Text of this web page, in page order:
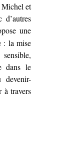
et
une
: la mise
dans le
devenir-
à travers